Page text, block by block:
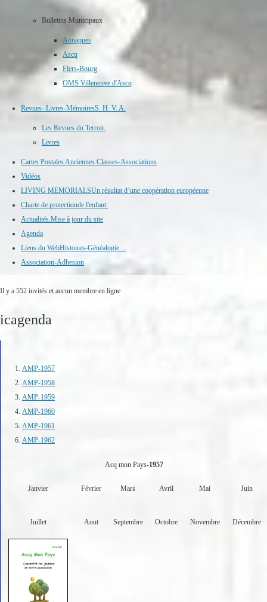
Bulletins Municipaux
Annappes
Ascq
Flers-Bourg
OMS Villeneuve d'Ascq
Revues- Livres-MémoiresS. H. V. A.
Les Revues du Terroir.
Livres
Cartes Postales Anciennes. Classes-Associations
Vidéos
LIVING MEMORIALSUn résultat d’une coopération européenne
Charte de protectionde l'enfant.
Actualités. Mise à jour du site
Agenda
Liens du WebHistoires-Généalogie ...
Association-Adhesion
Il y a 552 invités et aucun membre en ligne
icagenda
AMP-1957
AMP-1958
AMP-1959
AMP-1960
AMP-1961
AMP-1962
Acq mon Pays-1957
Janvier Février Mars Avril Mai Juin
Juillet Aout Septembre Octobre Novembre Décembre